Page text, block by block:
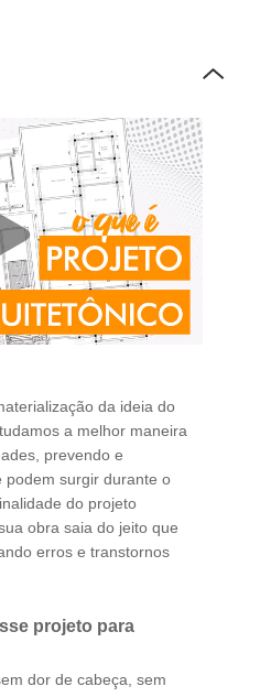
da ideia do
a melhor maneira
prevendo e
podem surgir durante o
do projeto
obra saia do jeito que
erros e transtornos
projeto para
dor de cabeça, sem